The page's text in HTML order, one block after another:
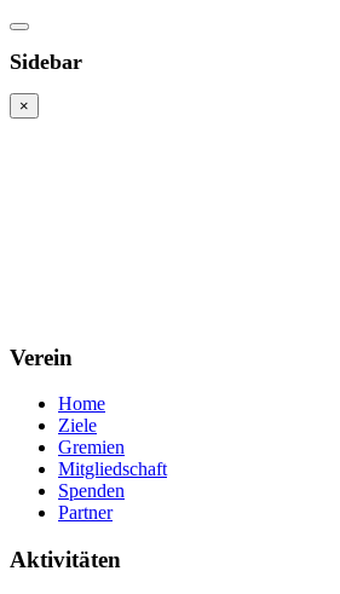
Sidebar
×
Verein
Home
Ziele
Gremien
Mitgliedschaft
Spenden
Partner
Aktivitäten